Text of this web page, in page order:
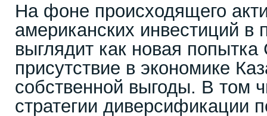
На фоне происходящего
американских инвестиций в
выглядит как новая
присутствие в экономике
собственной выгоды. В том
стратегии диверсификации